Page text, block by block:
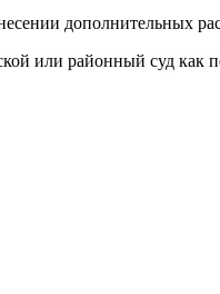
дополнительных
или районный суд как